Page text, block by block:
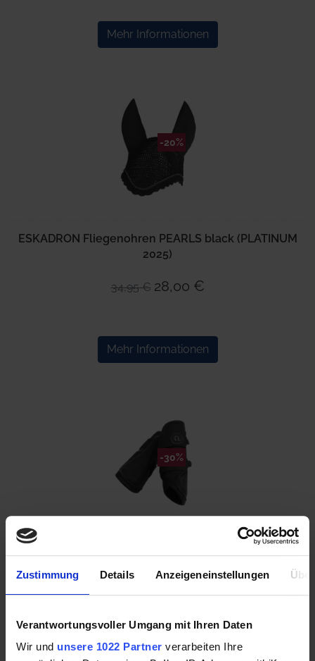
Zustimmung Details Anzeigeneinstellungen
Verantwortungsvoller Umgang mit Ihren Daten
Wir und unsere 1022 Partner verarbeiten Ihre
Mehr Informationen
-20%
ESKADRON Fliegenohren PEARLS black (PLATINUM
2025)
34,95 € 28,00 €
Mehr Informationen
-30%
ESKADRON Gamaschen FAUX LEATHER black
(PLATINUM 2025)
35,00 €